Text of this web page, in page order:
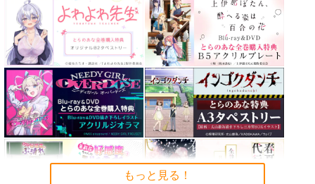
カルデアエミッション
チョコレート・ショッ
プ
2,530円（税込）
Fate/Grand Order
メリュジーヌ
サンプル
カート
FGO OEKAKI Rando
m5
たけさと
1,320 円（税込）
Fate/Grand Order
鈴鹿御前
サンプル
カート
蒐集
羊小屋
専売 787円（税込）
Fate/Grand Order
曲亭馬琴
サンプル
カート
もっと見る！